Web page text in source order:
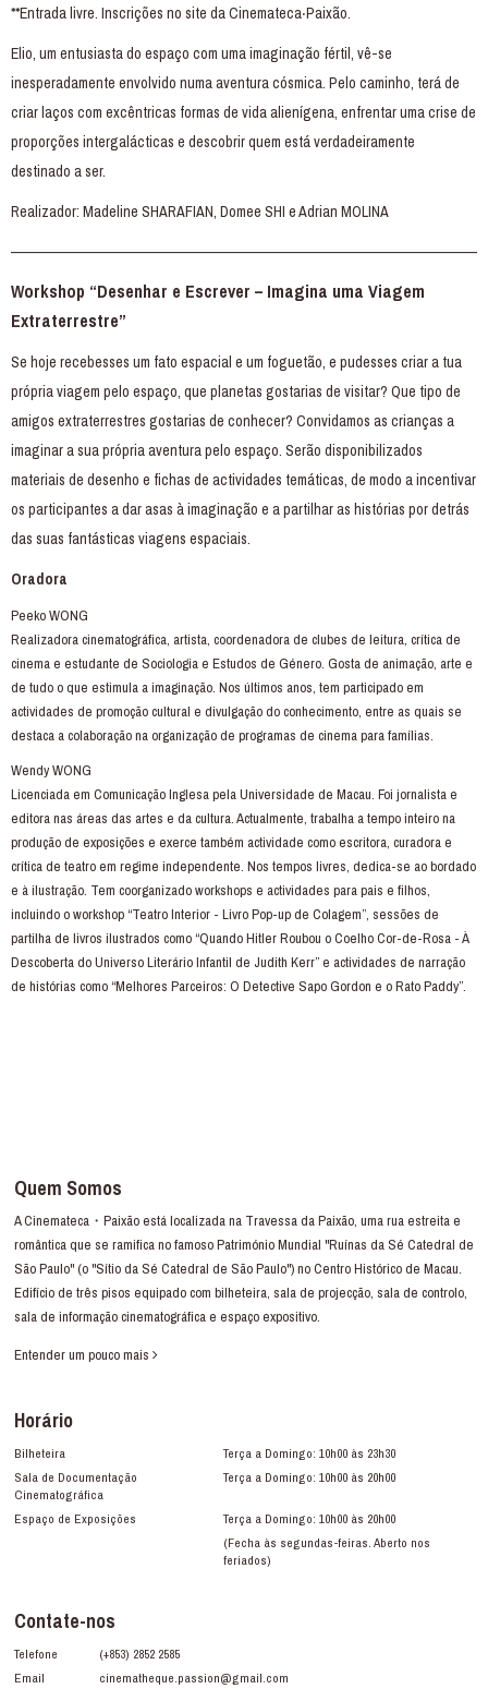
**Entrada livre. Inscrições no site da Cinemateca‧Paixão.
Elio, um entusiasta do espaço com uma imaginação fértil, vê-se
inesperadamente envolvido numa aventura cósmica. Pelo caminho, terá de
criar laços com excêntricas formas de vida alienígena, enfrentar uma crise de
proporções intergalácticas e descobrir quem está verdadeiramente
destinado a ser.
Realizador: Madeline SHARAFIAN, Domee SHI e Adrian MOLINA
Workshop “Desenhar e Escrever – Imagina uma Viagem
Extraterrestre”
Se hoje recebesses um fato espacial e um foguetão, e pudesses criar a tua
própria viagem pelo espaço, que planetas gostarias de visitar? Que tipo de
amigos extraterrestres gostarias de conhecer? Convidamos as crianças a
imaginar a sua própria aventura pelo espaço. Serão disponibilizados
materiais de desenho e fichas de actividades temáticas, de modo a incentivar
os participantes a dar asas à imaginação e a partilhar as histórias por detrás
das suas fantásticas viagens espaciais.
Oradora
Peeko WONG
Realizadora cinematográfica, artista, coordenadora de clubes de leitura, crítica de
cinema e estudante de Sociologia e Estudos de Género. Gosta de animação, arte e
de tudo o que estimula a imaginação. Nos últimos anos, tem participado em
actividades de promoção cultural e divulgação do conhecimento, entre as quais se
destaca a colaboração na organização de programas de cinema para famílias.
Wendy WONG
Licenciada em Comunicação Inglesa pela Universidade de Macau. Foi jornalista e
editora nas áreas das artes e da cultura. Actualmente, trabalha a tempo inteiro na
produção de exposições e exerce também actividade como escritora, curadora e
crítica de teatro em regime independente. Nos tempos livres, dedica-se ao bordado
e à ilustração. Tem coorganizado workshops e actividades para pais e filhos,
incluindo o workshop “Teatro Interior - Livro Pop-up de Colagem”, sessões de
partilha de livros ilustrados como “Quando Hitler Roubou o Coelho Cor-de-Rosa - À
Descoberta do Universo Literário Infantil de Judith Kerr” e actividades de narração
de histórias como “Melhores Parceiros: O Detective Sapo Gordon e o Rato Paddy”.
Quem Somos
A Cinemateca・Paixão está localizada na Travessa da Paixão, uma rua estreita e
romântica que se ramifica no famoso Património Mundial "Ruínas da Sé Catedral de
São Paulo" (o "Sítio da Sé Catedral de São Paulo") no Centro Histórico de Macau.
Edifício de três pisos equipado com bilheteira, sala de projecção, sala de controlo,
sala de informação cinematográfica e espaço expositivo.
Entender um pouco mais
Horário
Bilheteira
Terça a Domingo: 10h00 às 23h30
Sala de Documentação
Cinematográfica
Terça a Domingo: 10h00 às 20h00
Espaço de Exposições
Terça a Domingo: 10h00 às 20h00
(Fecha às segundas-feiras. Aberto nos
feriados)
Contate-nos
Telefone
(+853) 2852 2585
Email
cinematheque.passion@gmail.com